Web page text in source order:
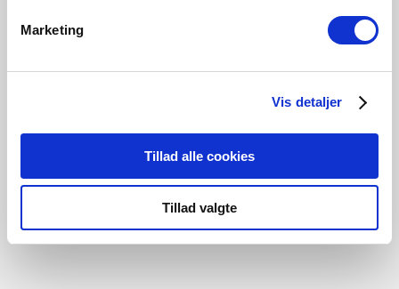
Marketing
Vis detaljer
Tillad alle cookies
Tillad valgte
Nordlux
Smart | Sensor | White
Item Number 49091001